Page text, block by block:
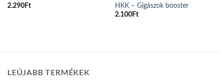
2.290Ft
HKK – Gigászok booster
2.100Ft
LEÚJABB TERMÉKEK